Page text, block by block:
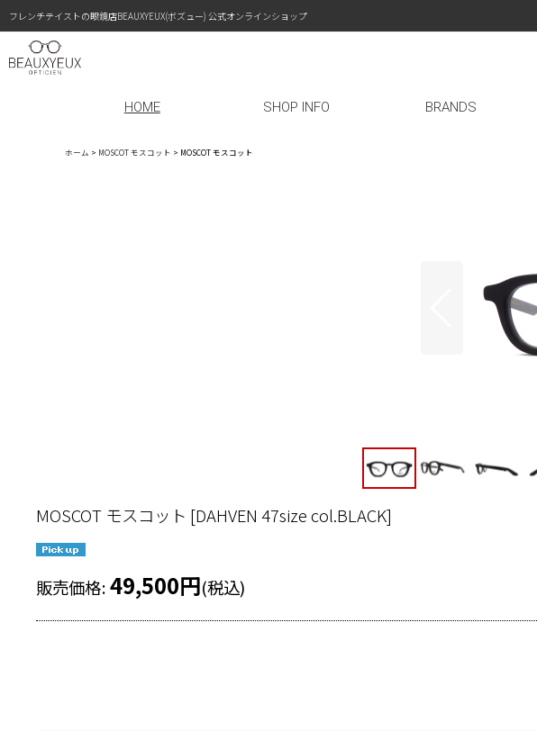
フレンチテイストの眼鏡店BEAUXYEUX(ボズュー) 公式オンラインショップ
HOME SHOP INFO BRANDS
ホーム > MOSCOT モスコット > MOSCOT モスコット
MOSCOT モスコット [DAHVEN 47size col.BLACK]
販売価格: 49,500円(税込)